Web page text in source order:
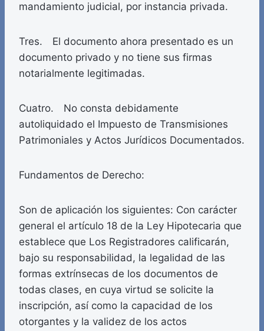
mandamiento judicial, por instancia privada.
Tres. El documento ahora presentado es un
documento privado y no tiene sus firmas
notarialmente legitimadas.
Cuatro. No consta debidamente
autoliquidado el Impuesto de Transmisiones
Patrimoniales y Actos Jurídicos Documentados.
Fundamentos de Derecho:
Son de aplicación los siguientes: Con carácter
general el artículo 18 de la Ley Hipotecaria que
establece que Los Registradores calificarán,
bajo su responsabilidad, la legalidad de las
formas extrínsecas de los documentos de
todas clases, en cuya virtud se solicite la
inscripción, así como la capacidad de los
otorgantes y la validez de los actos